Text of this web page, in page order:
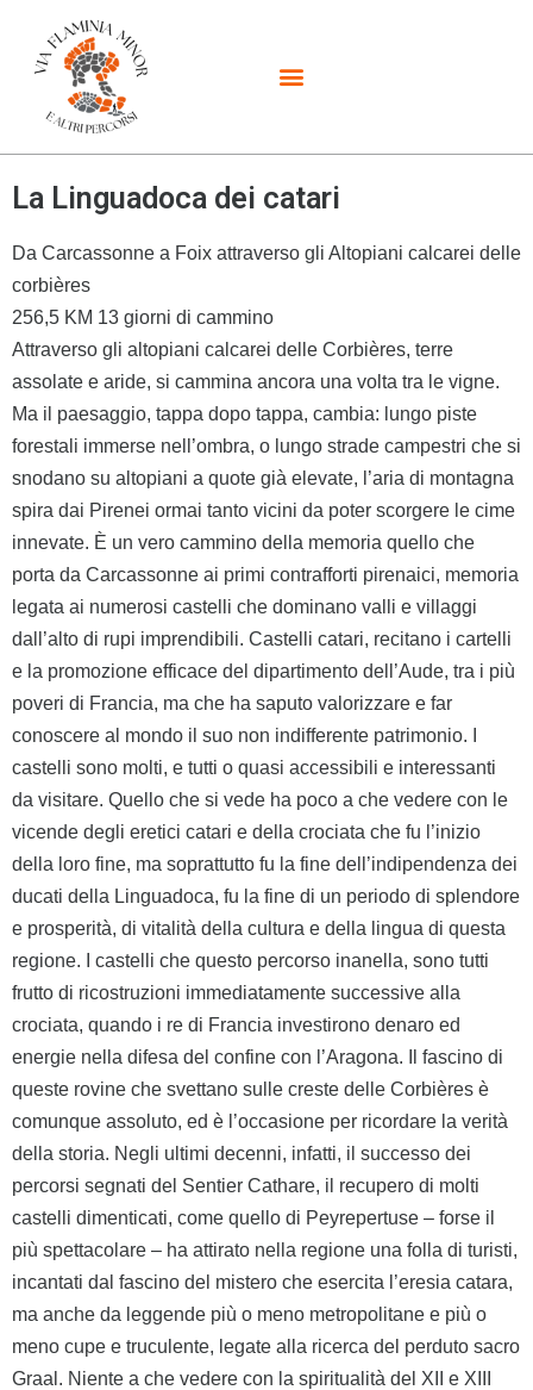
La Linguadoca dei catari
Da Carcassonne a Foix attraverso gli Altopiani calcarei delle
corbières
256,5 KM 13 giorni di cammino
Attraverso gli altopiani calcarei delle Corbières, terre
assolate e aride, si cammina ancora una volta tra le vigne.
Ma il paesaggio, tappa dopo tappa, cambia: lungo piste
forestali immerse nell’ombra, o lungo strade campestri che si
snodano su altopiani a quote già elevate, l’aria di montagna
spira dai Pirenei ormai tanto vicini da poter scorgere le cime
innevate. È un vero cammino della memoria quello che
porta da Carcassonne ai primi contrafforti pirenaici, memoria
legata ai numerosi castelli che dominano valli e villaggi
dall’alto di rupi imprendibili. Castelli catari, recitano i cartelli
e la promozione efficace del dipartimento dell’Aude, tra i più
poveri di Francia, ma che ha saputo valorizzare e far
conoscere al mondo il suo non indifferente patrimonio. I
castelli sono molti, e tutti o quasi accessibili e interessanti
da visitare. Quello che si vede ha poco a che vedere con le
vicende degli eretici catari e della crociata che fu l’inizio
della loro fine, ma soprattutto fu la fine dell’indipendenza dei
ducati della Linguadoca, fu la fine di un periodo di splendore
e prosperità, di vitalità della cultura e della lingua di questa
regione. I castelli che questo percorso inanella, sono tutti
frutto di ricostruzioni immediatamente successive alla
crociata, quando i re di Francia investirono denaro ed
energie nella difesa del confine con l’Aragona. Il fascino di
queste rovine che svettano sulle creste delle Corbières è
comunque assoluto, ed è l’occasione per ricordare la verità
della storia. Negli ultimi decenni, infatti, il successo dei
percorsi segnati del Sentier Cathare, il recupero di molti
castelli dimenticati, come quello di Peyrepertuse – forse il
più spettacolare – ha attirato nella regione una folla di turisti,
incantati dal fascino del mistero che esercita l’eresia catara,
ma anche da leggende più o meno metropolitane e più o
meno cupe e truculente, legate alla ricerca del perduto sacro
Graal. Niente a che vedere con la spiritualità del XII e XIII